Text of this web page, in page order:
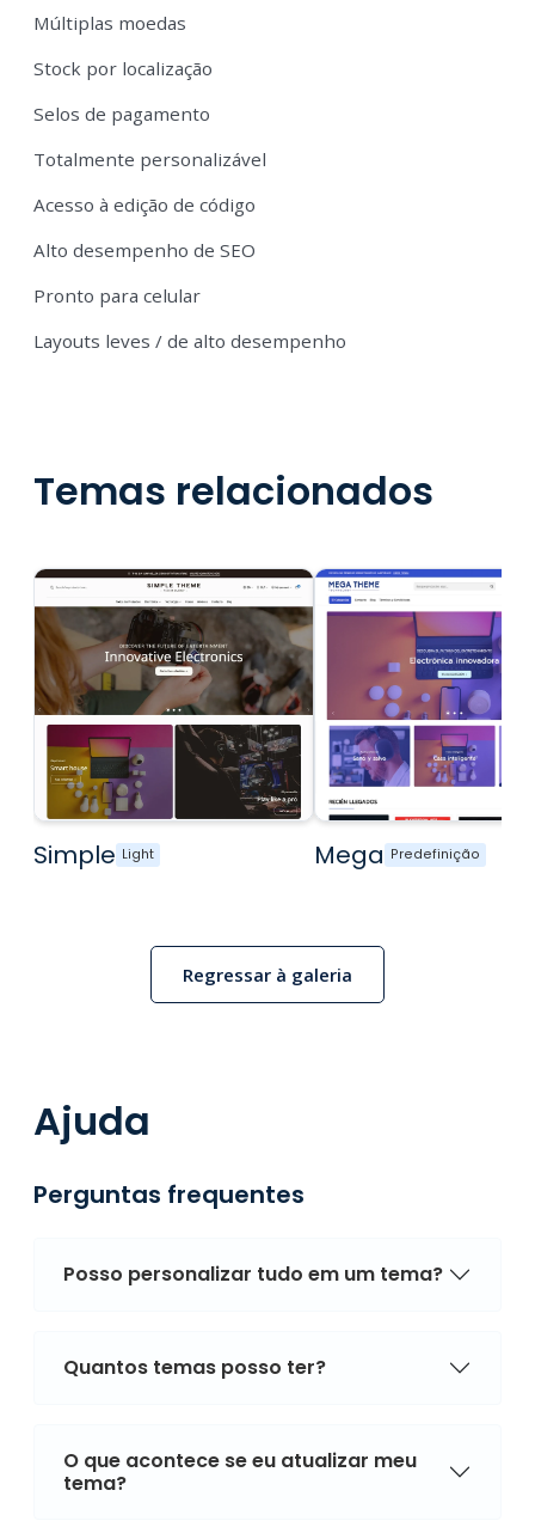
Múltiplas moedas
Stock por localização
Selos de pagamento
Totalmente personalizável
Acesso à edição de código
Alto desempenho de SEO
Pronto para celular
Layouts leves / de alto desempenho
Temas relacionados
Simple Light Mega Predefinição
Regressar à galeria
Ajuda
Perguntas frequentes
Posso personalizar tudo em um tema?
Quantos temas posso ter?
O que acontece se eu atualizar meu
tema?